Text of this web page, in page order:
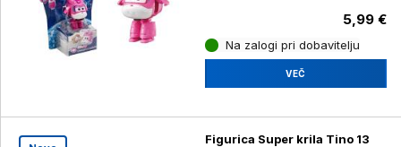
5,99 €
Na zalogi pri dobavitelju
VEČ
Figurica Super krila Tino 13